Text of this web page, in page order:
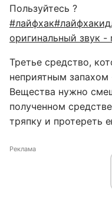
Пользуйтесь ?
оригинальный звук -
Третье средство,
неприятным
Вещества нужно
полученном
тряпку и протереть
Реклама